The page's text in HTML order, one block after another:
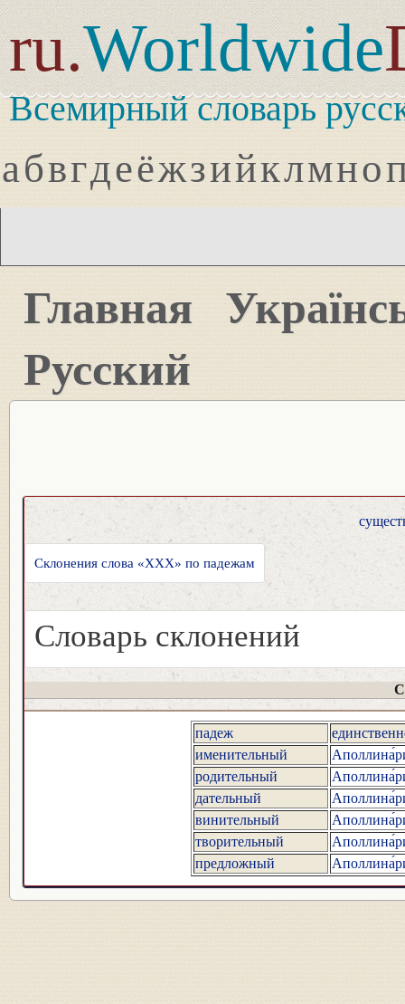
ru.Worldwide
Всемирный словарь
абвгдеёжзийклмно
Главная
Русский
Склонения слова «XXX» по падежам
Словарь склонений
падеж
именительный
родительный
дательный
винительный
творительный
предложный